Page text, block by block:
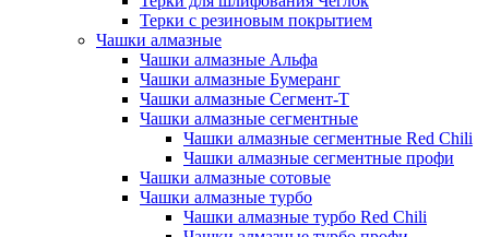
Терки с резиновым покрытием
Чашки алмазные
Чашки алмазные Альфа
Чашки алмазные Бумеранг
Чашки алмазные Сегмент-Т
Чашки алмазные сегментные
Чашки алмазные сегментные Red Chili
Чашки алмазные сегментные профи
Чашки алмазные сотовые
Чашки алмазные турбо
Чашки алмазные турбо Red Chili